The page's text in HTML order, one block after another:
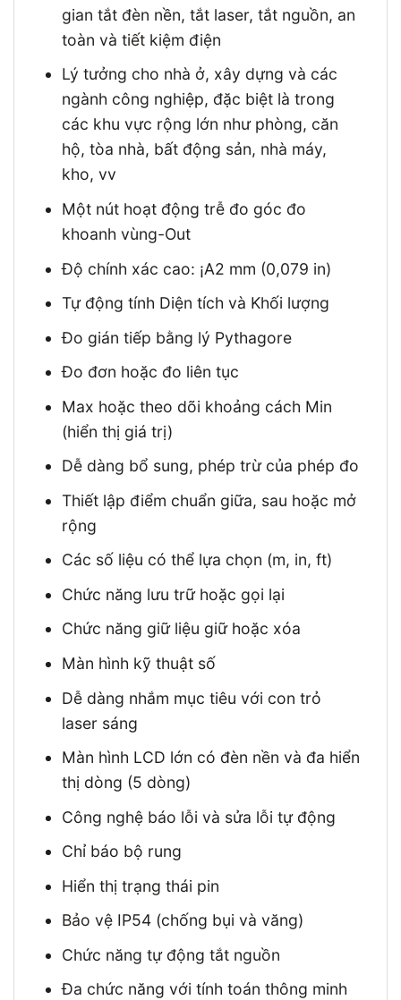
gian tắt đèn nền, tắt laser, tắt nguồn, an
toàn và tiết kiệm điện
Lý tưởng cho nhà ở, xây dựng và các
ngành công nghiệp, đặc biệt là trong
các khu vực rộng lớn như phòng, căn
hộ, tòa nhà, bất động sản, nhà máy,
kho, vv
Một nút hoạt động trễ đo góc đo
khoanh vùng-Out
Độ chính xác cao: ¡A2 mm (0,079 in)
Tự động tính Diện tích và Khối lượng
Đo gián tiếp bằng lý Pythagore
Đo đơn hoặc đo liên tục
Max hoặc theo dõi khoảng cách Min
(hiển thị giá trị)
Dễ dàng bổ sung, phép trừ của phép đo
Thiết lập điểm chuẩn giữa, sau hoặc mở
rộng
Các số liệu có thể lựa chọn (m, in, ft)
Chức năng lưu trữ hoặc gọi lại
Chức năng giữ liệu giữ hoặc xóa
Màn hình kỹ thuật số
Dễ dàng nhắm mục tiêu với con trỏ
laser sáng
Màn hình LCD lớn có đèn nền và đa hiển
thị dòng (5 dòng)
Công nghệ báo lỗi và sửa lỗi tự động
Chỉ báo bộ rung
Hiển thị trạng thái pin
Bảo vệ IP54 (chống bụi và văng)
Chức năng tự động tắt nguồn
Đa chức năng với tính toán thông minh